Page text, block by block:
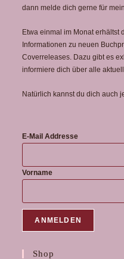
dann melde dich gerne für
Etwa einmal im Monat erhältst
Informationen zu neuen
Coverreleases. Dazu gibt es
informiere dich über alle
Natürlich kannst du dich auch
E-Mail Addresse
Vorname
Shop